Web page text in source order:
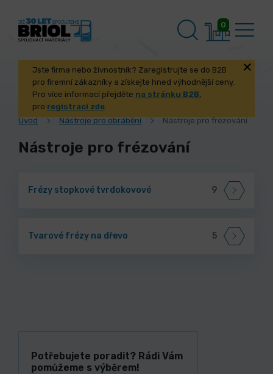
0
Jste firma nebo živnostník? Zaregistrujte se do B2B
pro firemní zákazníky a získejte hned výhodnější ceny.
Pro více informací přejděte na stránku B2B,
pro registraci zde.
Úvod
Nástroje pro obrábění Nástroje pro frézování
Nástroje pro frézování
Frézy stopkové tvrdokovové 9
Tvarové frézy na dřevo 5
Potřebujete poradit? Rádi Vám
pomůžeme s výběrem!